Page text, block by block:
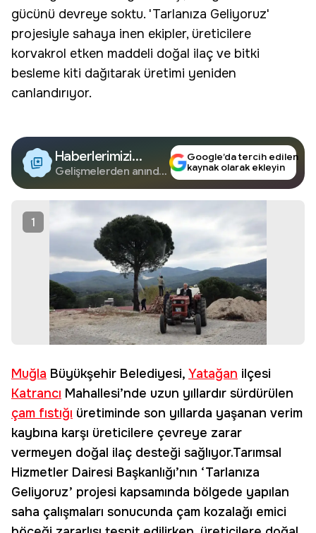
gücünü devreye soktu. 'Tarlanıza Geliyoruz'
projesiyle sahaya inen ekipler, üreticilere
korvakrol etken maddeli doğal ilaç ve bitki
besleme kiti dağıtarak üretimi yeniden
canlandırıyor.
Haberlerimizi
Google'da Takip
Edin
Gelişmelerden anında
Google’da tercih edilen
kaynak olarak ekleyin
1
Muğla Büyükşehir Belediyesi, Yatağan ilçesi
Katrancı Mahallesi’nde uzun yıllardır sürdürülen
çam fıstığı üretiminde son yıllarda yaşanan verim
kaybına karşı üreticilere çevreye zarar
vermeyen doğal ilaç desteği sağlıyor.Tarımsal
Hizmetler Dairesi Başkanlığı’nın ‘Tarlanıza
Geliyoruz’ projesi kapsamında bölgede yapılan
saha çalışmaları sonucunda çam kozalağı emici